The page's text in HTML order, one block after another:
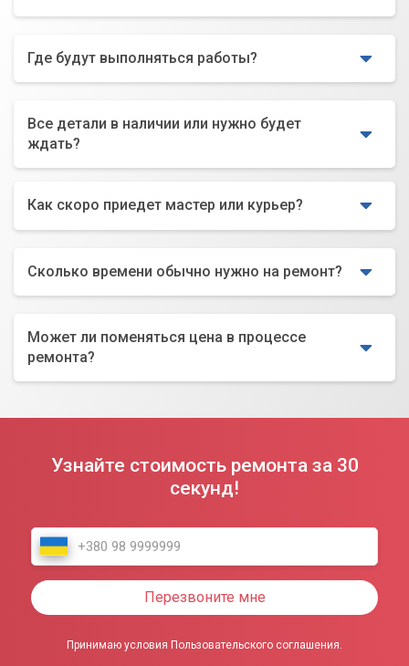
Где будут выполняться работы?
Все детали в наличии или нужно будет
ждать?
Как скоро приедет мастер или курьер?
Сколько времени обычно нужно на ремонт?
Может ли поменяться цена в процессе
ремонта?
Узнайте стоимость ремонта за 30
секунд!
Перезвоните мне
Принимаю условия Пользовательского соглашения.